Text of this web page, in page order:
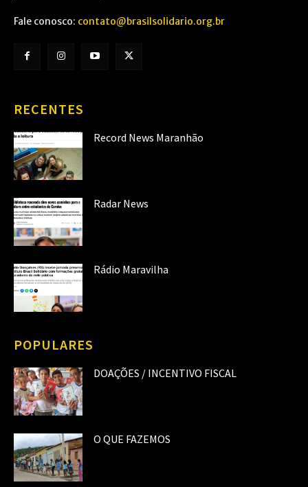
Fale conosco: contato@brasilsolidario.org.br
RECENTES
Record News Maranhão
Radar News
Rádio Maravilha
POPULARES
DOAÇÕES / INCENTIVO FISCAL
O QUE FAZEMOS